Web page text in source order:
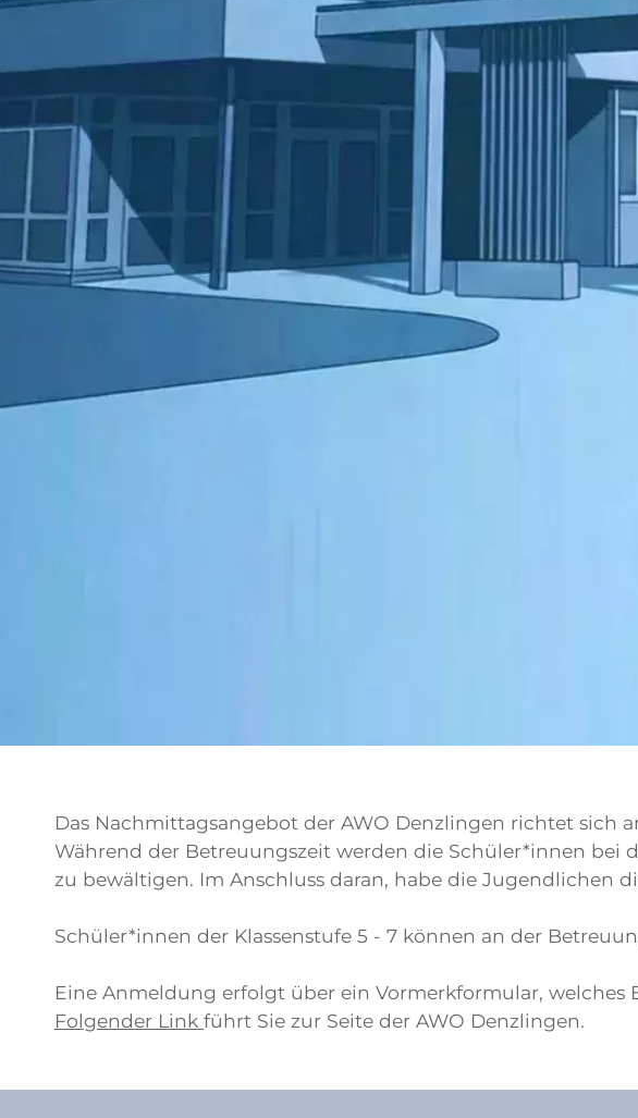
Das Nachmittagsangebot der AWO Denzlingen richtet sich
Während der Betreuungszeit werden die Schüler*innen
zu bewältigen. Im Anschluss daran, habe die Jugendlichen
Schüler*innen der Klassenstufe 5 - 7 können an der
Eine Anmeldung erfolgt über ein Vormerkformular,
Folgender Link führt Sie zur Seite der AWO Denzlingen.